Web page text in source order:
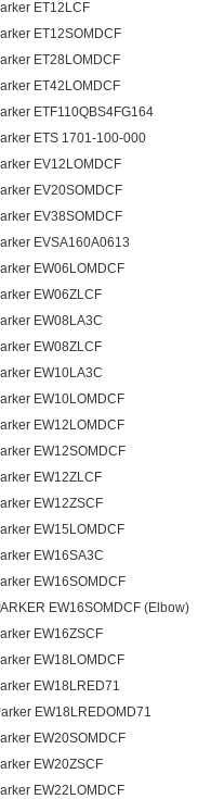
ET12LCF
ET12SOMDCF
ET28LOMDCF
ET42LOMDCF
ETF110QBS4FG164
ETS 1701-100-000
EV12LOMDCF
EV20SOMDCF
EV38SOMDCF
EVSA160A0613
EW06LOMDCF
EW06ZLCF
EW08LA3C
EW08ZLCF
EW10LA3C
EW10LOMDCF
EW12LOMDCF
EW12SOMDCF
EW12ZLCF
EW12ZSCF
EW15LOMDCF
EW16SA3C
EW16SOMDCF
EW16SOMDCF
EW16ZSCF
EW18LOMDCF
EW18LRED71
EW18LREDOMD71
EW20SOMDCF
EW20ZSCF
EW22LOMDCF